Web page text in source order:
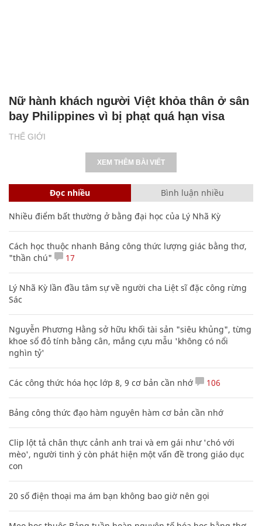
THẾ GIỚI
Nữ hành khách người Việt khỏa thân ở sân
bay Philippines vì bị phạt quá hạn visa
XEM THÊM BÀI VIẾT
Đọc nhiều Bình luận nhiều
Nhiều điểm bất thường ở bằng đại học của Lý Nhã Kỳ
Cách học thuộc nhanh Bảng công thức lượng giác bằng thơ,
"thần chú"
17
Lý Nhã Kỳ lần đầu tâm sự về người cha Liệt sĩ đặc công rừng
Sác
Nguyễn Phương Hằng sở hữu khối tài sản "siêu khủng", từng
khoe sổ đỏ tính bằng cân, mắng cựu mẫu 'không có nổi
nghìn tỷ'
Các công thức hóa học lớp 8, 9 cơ bản cần nhớ 106
Bảng công thức đạo hàm nguyên hàm cơ bản cần nhớ
Clip lột tả chân thực cảnh anh trai và em gái như 'chó với
mèo', người tinh ý còn phát hiện một vấn đề trong giáo dục
con
20 số điện thoại ma ám bạn không bao giờ nên gọi